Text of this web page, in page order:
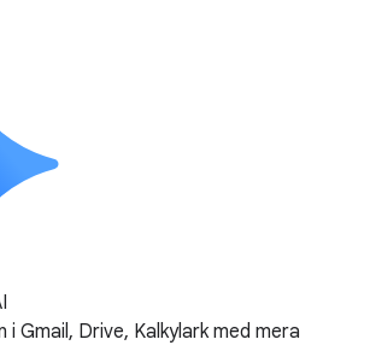
Gmail, Drive, Kalkylark med mera